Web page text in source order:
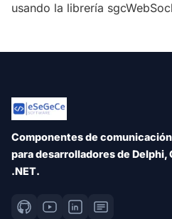
usando la librería
Componentes de
para desarrolladores de Delphi,
.NET.